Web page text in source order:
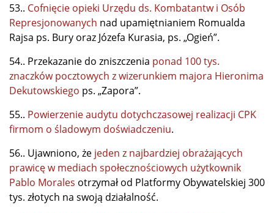
53.. Cofnięcie opieki Urzędu ds. Kombatantw i Osób
Represjonowanych nad upamiętnianiem Romualda
Rajsa ps. Bury oraz Józefa Kurasia, ps. „Ogień”.
54.. Przekazanie do zniszczenia ponad 100 tys.
znaczków pocztowych z wizerunkiem majora Hieronima
Dekutowskiego ps. „Zapora”.
55.. Powierzenie audytu dotychczasowej realizacji CPK
firmom o śladowym doświadczeniu.
56.. Ujawniono, że jeden z najbardziej obrażających
prawicę w mediach społecznościowych użytkownik
Pablo Morales otrzymał od Platformy Obywatelskiej 300
tys. złotych na swoją działalność.